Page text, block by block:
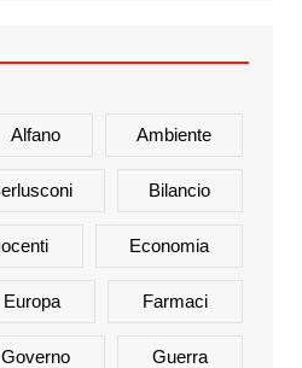
Alfano Ambiente
Bilancio
Economia
Europa Farmaci
Governo Guerra